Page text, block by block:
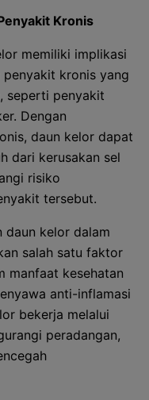
Kronis
memiliki implikasi
kronis yang
seperti penyakit
Dengan
daun kelor dapat
dari kerusakan sel
risiko
tersebut.
daun kelor dalam
salah satu faktor
manfaat kesehatan
anti-inflamasi
bekerja melalui
peradangan,